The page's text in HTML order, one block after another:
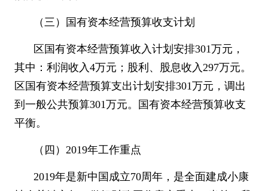
（三）国有资本经营预算收支计划
区国有资本经营预算收入计划安排301万元，
其中：利润收入4万元；股利、股息收入297万元。
区国有资本经营预算支出计划安排301万元，调出
到一般公共预算301万元。国有资本经营预算收支
平衡。
（四） 2019年工作重点
2019年是新中国成立70周年，是全面建成小康